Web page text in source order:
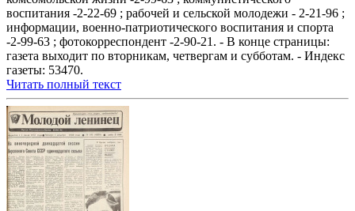
воспитания -2-22-69 ; рабочей и сельской молодежи - 2-21-96 ;
информации, военно-патриотического воспитания и спорта
-2-99-63 ; фотокорреспондент -2-90-21. - В конце страницы:
газета выходит по вторникам, четвергам и субботам. - Индекс
газеты: 53470.
Читать полный текст